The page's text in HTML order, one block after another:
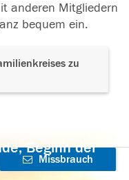
anderen Mitgliedern
bequem ein.
zu
Beginn der
Missbrauch